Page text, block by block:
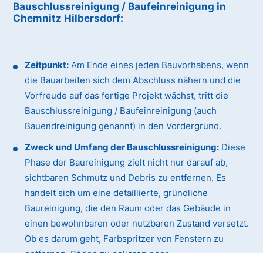
Bauschlussreinigung / Baufeinreinigung in
Chemnitz Hilbersdorf:
Zeitpunkt: Am Ende eines jeden Bauvorhabens, wenn
die Bauarbeiten sich dem Abschluss nähern und die
Vorfreude auf das fertige Projekt wächst, tritt die
Bauschlussreinigung / Baufeinreinigung (auch
Bauendreinigung genannt) in den Vordergrund.
Zweck und Umfang der Bauschlussreinigung: Diese
Phase der Baureinigung zielt nicht nur darauf ab,
sichtbaren Schmutz und Debris zu entfernen. Es
handelt sich um eine detaillierte, gründliche
Baureinigung, die den Raum oder das Gebäude in
einen bewohnbaren oder nutzbaren Zustand versetzt.
Ob es darum geht, Farbspritzer von Fenstern zu